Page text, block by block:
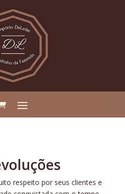
respeito por seus clientes e